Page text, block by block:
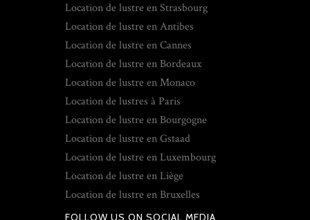
Location de lustre en Strasbourg
Location de lustre en Antibes
Location de lustre en Cannes
Location de lustre en Bordeaux
Location de lustre en Monaco
Location de lustres à Paris
Location de lustre en Bourgogne
Location de lustre en Gstaad
Location de lustre en Luxembourg
Location de lustre en Liège
Location de lustre en Bruxelles
FOLLOW US ON SOCIAL MEDIA